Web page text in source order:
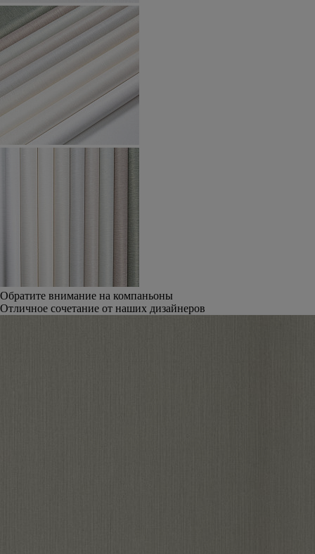
Обратите внимание на компаньоны
Отличное сочетание от наших дизайнеров